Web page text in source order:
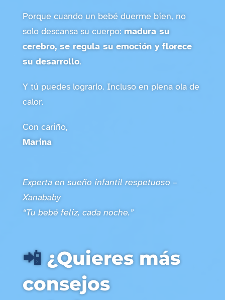
Porque cuando un bebé duerme bien, no
solo descansa su cuerpo: madura su
cerebro, se regula su emoción y florece
su desarrollo.
Y tú puedes lograrlo. Incluso en plena ola de
calor.
Con cariño,
Marina
Experta en sueño infantil respetuoso –
Xanababy
“Tu bebé feliz, cada noche.”
📲¿Quieres más
consejos